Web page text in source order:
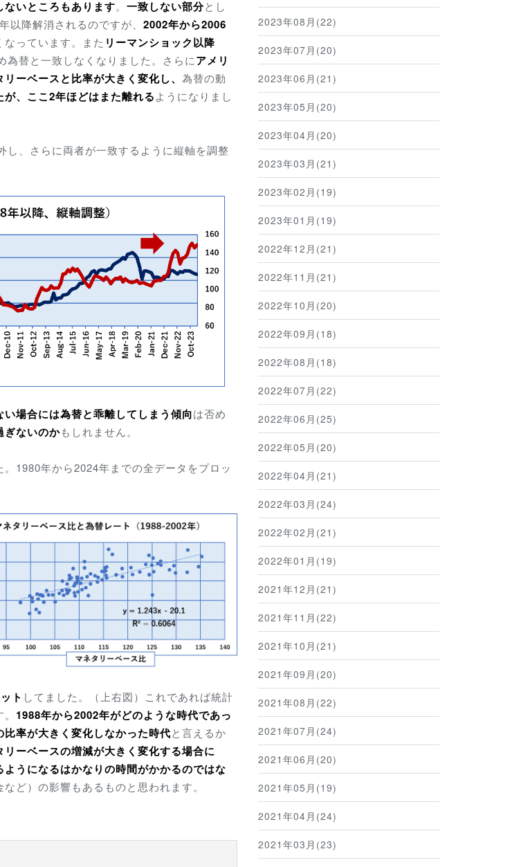
いところもあります。 一致しない部分とし
以降解消されるのですが、 2002年から2006
っています。また リーマンショック以降
為替と一致しなくなりました。さらにアメリ
リーベースと比率が大きく変化し、 為替の動
、ここ2年ほどはまた離れるようになりまし
、さらに両者が一致するように縦軸を調整
場合には為替と乖離してしまう傾向は否め
ぎないのかもしれません。
。1980年から2024年までの全データをプロッ
ト してました。（上右図）これであれば統計
1988年から2002年がどのような時代であっ
率が大きく変化しなかった時代と言えるか
リーベースの増減が大きく変化する場合に
うになるはかなりの時間がかかるのではな
ど）の影響もあるものと思われます。
2023年08月(22)
2023年07月(20)
2023年06月(21)
2023年05月(20)
2023年04月(20)
2023年03月(21)
2023年02月(19)
2023年01月(19)
2022年12月(21)
2022年11月(21)
2022年10月(20)
2022年09月(18)
2022年08月(18)
2022年07月(22)
2022年06月(25)
2022年05月(20)
2022年04月(21)
2022年03月(24)
2022年02月(21)
2022年01月(19)
2021年12月(21)
2021年11月(22)
2021年10月(21)
2021年09月(20)
2021年08月(22)
2021年07月(24)
2021年06月(20)
2021年05月(19)
2021年04月(24)
2021年03月(23)